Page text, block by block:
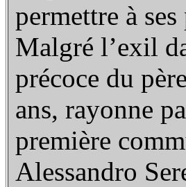
permettre à
Malgré l’exil
précoce du
ans, rayonne
première
Alessandro